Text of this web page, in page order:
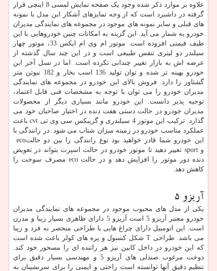
علاوه بر موارد ذکر شده وجود یک صفحه نمایش لمسی 8 اینچی قرار
گرفته در داشبرد است که از وجه تمایزهای آشکار این مدل با نمونه
های قبلی و سایر نمونه های موجود در مجموعه های نمایندگی مدیران
خودرو به شمار می آید. این گزینه به امکانات چنین خودروهایی با این
طیف قیمتی افزوده است. موتور ام وی ام ایکس 33، موتور چهار
سیلندر دو لیتری تنفس طبیعی است و در این چند سال گذشته از
عرضه‌ اش به بازار تغییر چندانی نکرده است. اما در نسل آخر این
خودرو بهینه تر شده و توان تولید 136 اسب بخار و 182 نیوتن متر
گشتاور را دارد. فروش بالای این خودرو در مجموعه های نمایندگی
مدیران خودرو را می توان با توجه به مشخصات فنی قابل اعتماد،
توجیه پذیر دانست. این خودرو مانند بسیاری دیگر از محصولات
مدیران خودرو در حالت دستی هفت دنده در اختیار صاحبان خود می
گذارد. ترکیب این موتور 4 سیلندری و گریبکس سی وی تی
cvt باعث
عملکرد مناسب خودرو در زمینه میزان شتاب می شود. در رانندگی با
این خودرو شما قادر خواهید بود نوع رانندگی را بین دو حالتeco
و sport تغییر دهید تا موتور خودرو در حالت اسپرت بتواند در تعویض
دنده دور موتور را افزایش دهد و در حالت eco مصرف سوخت را
کاهش دهد.
آریزو 5
یکی از مدل های محبوب موجود در مجموعه های نمایندگی مدیران
خودرو معتبر آریزو 5 است آریزو 5 دارای ظاهری بسیار زیبا و مدرن
است. این اتومبیل دارای چراغ هایی با طراحی منحصر به فرد و زیبا
می باشد. طراحی T شکل کنسول و پره های کولر باعث شده است
که این خودرو در داخل کابین نیز هر راننده ای را مسحور خود کند.
دوخت مرغوب صندلی های آریزو 5 و مهندسی بسیار دقیق برای
تنظیم دقیق آنها توانسته است راحتی و ایمنی را برای سرنشینان به